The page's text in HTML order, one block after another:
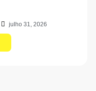
julho 31, 2026